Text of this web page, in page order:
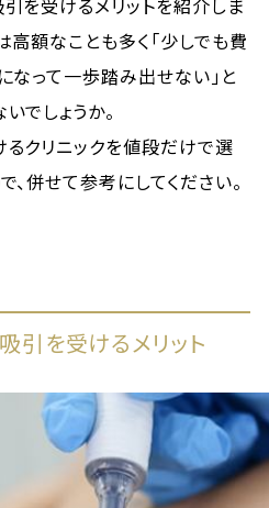
高額なことも多く「少しでも費
なって一歩踏み出せない」と
でしょうか。
クリニックを値段だけで選
併せて参考にしてください。
引を受けるメリット